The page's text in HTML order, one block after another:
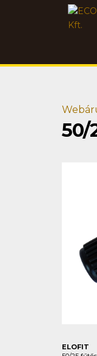
50/
ELOFIT